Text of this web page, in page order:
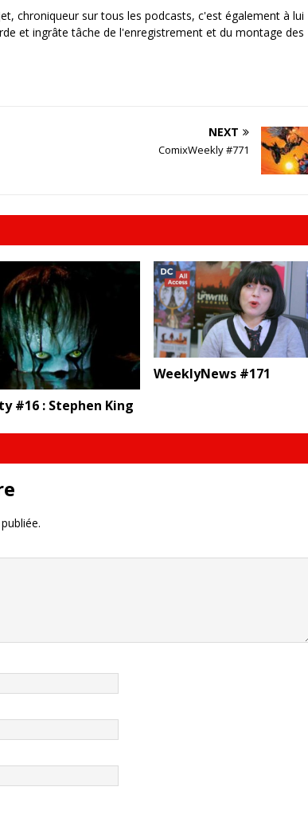
chroniqueur sur tous les podcasts, c'est également à lui
et ingrâte tâche de l'enregistrement et du montage des
NEXT
ComixWeekly #771
#16 : Stephen King
WeeklyNews #171